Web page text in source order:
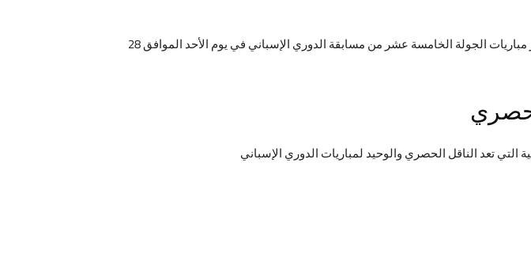
يفتتح ملعب رامون دي كارانزا ابوابه لاحتضان مباراة أتلتيكو مدريد وقادش مباشرةً في إطار مباريات الجولة الخامسة عشر من مسابقة الدوري الإسباني في يوم الأحد الموافق 28